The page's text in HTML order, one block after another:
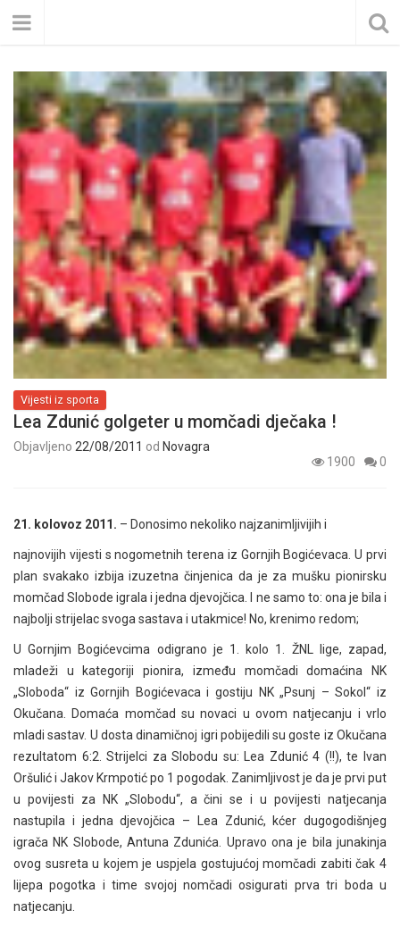
Vijesti iz sporta
Lea Zdunić golgeter u momčadi dječaka !
Objavljeno 22/08/2011 od Novagra
1900
0
21. kolovoz 2011. – Donosimo nekoliko najzanimljivijih i
najnovijih vijesti s nogometnih terena iz Gornjih Bogićevaca. U prvi
plan svakako izbija izuzetna činjenica da je za mušku pionirsku
momčad Slobode igrala i jedna djevojčica. I ne samo to: ona je bila i
najbolji strijelac svoga sastava i utakmice! No, krenimo redom;
U Gornjim Bogićevcima odigrano je 1. kolo 1. ŽNL lige, zapad,
mladeži u kategoriji pionira, između momčadi domaćina NK
„Sloboda“ iz Gornjih Bogićevaca i gostiju NK „Psunj – Sokol“ iz
Okučana. Domaća momčad su novaci u ovom natjecanju i vrlo
mladi sastav. U dosta dinamičnoj igri pobijedili su goste iz Okučana
rezultatom 6:2. Strijelci za Slobodu su: Lea Zdunić 4 (!!), te Ivan
Oršulić i Jakov Krmpotić po 1 pogodak. Zanimljivost je da je prvi put
u povijesti za NK „Slobodu“, a čini se i u povijesti natjecanja
nastupila i jedna djevojčica – Lea Zdunić, kćer dugogodišnjeg
igrača NK Slobode, Antuna Zdunića. Upravo ona je bila junakinja
ovog susreta u kojem je uspjela gostujućoj momčadi zabiti čak 4
lijepa pogotka i time svojoj nomčadi osigurati prva tri boda u
natjecanju.